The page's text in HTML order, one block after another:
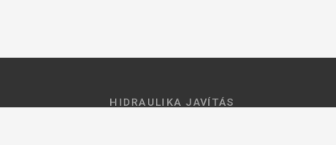
HIDRAULIKA JAVÍTÁS